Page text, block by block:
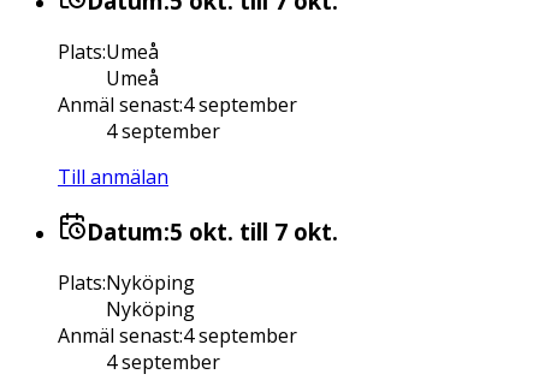
Plats:Umeå
Umeå
Anmäl senast:4 september
4 september
Till anmälan
Datum:5 okt. till 7 okt.
Plats:Nyköping
Nyköping
Anmäl senast:4 september
4 september